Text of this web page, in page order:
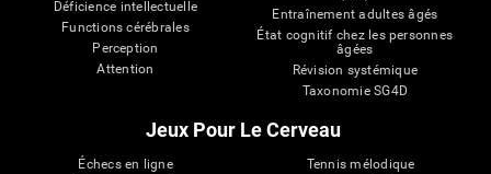
Déficience intellectuelle
Functions cérébrales
Perception
Attention
Entraînement adultes âgés
État cognitif chez les personnes
âgées
Révision systémique
Taxonomie SG4D
Jeux Pour Le Cerveau
Échecs en ligne
Tennis mélodique